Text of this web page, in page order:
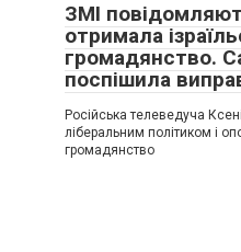
ЗМІ
отримала
громадянство.
поспішила
Російська телеведуча
ліберальним політиком і
громадянство